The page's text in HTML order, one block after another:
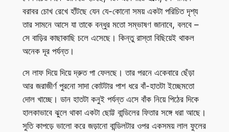
বরাবর চোখ রেখে হাঁটছে যেন যে-কোনো সময় একটা পরিচিত দৃশ্য
তার সামনে আসে যা তাকে বন্ধুর মতো সম্ভাষণ জানাবে, বলবে –
সে বাড়ির কাছাকাছি চলে এসেছে। কিন্তু রাস্তা বিছিয়েই থাকল
অনেক দূর পর্যন্ত।
সে লাফ দিয়ে দিয়ে দ্রুত পা ফেলছে। তার পরনে একেবারে ছেঁড়া
আর জরাজীর্ণ পুরনো সাদা কোটটার পাশ ধরে বাঁ-হাতটা ইচ্ছেমতো
দোল খাচ্ছে। ডান হাতটা কনুই পর্যন্ত এসে বাঁক নিয়ে পিঠের দিকে
হালকাভাবে ঝুলে থাকা একটা ছোট্ট বান্ডিলের ফিতার সঙ্গে ধরা আছে।
সুতি কাপড়ে ভালো করে জড়ানো বান্ডিলটার ওপর একসময় লাল ফুলের